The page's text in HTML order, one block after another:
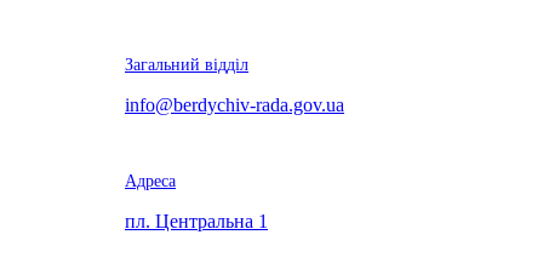
Загальний відділ
info@berdychiv-rada.gov.ua
Адреса
пл. Центральна 1